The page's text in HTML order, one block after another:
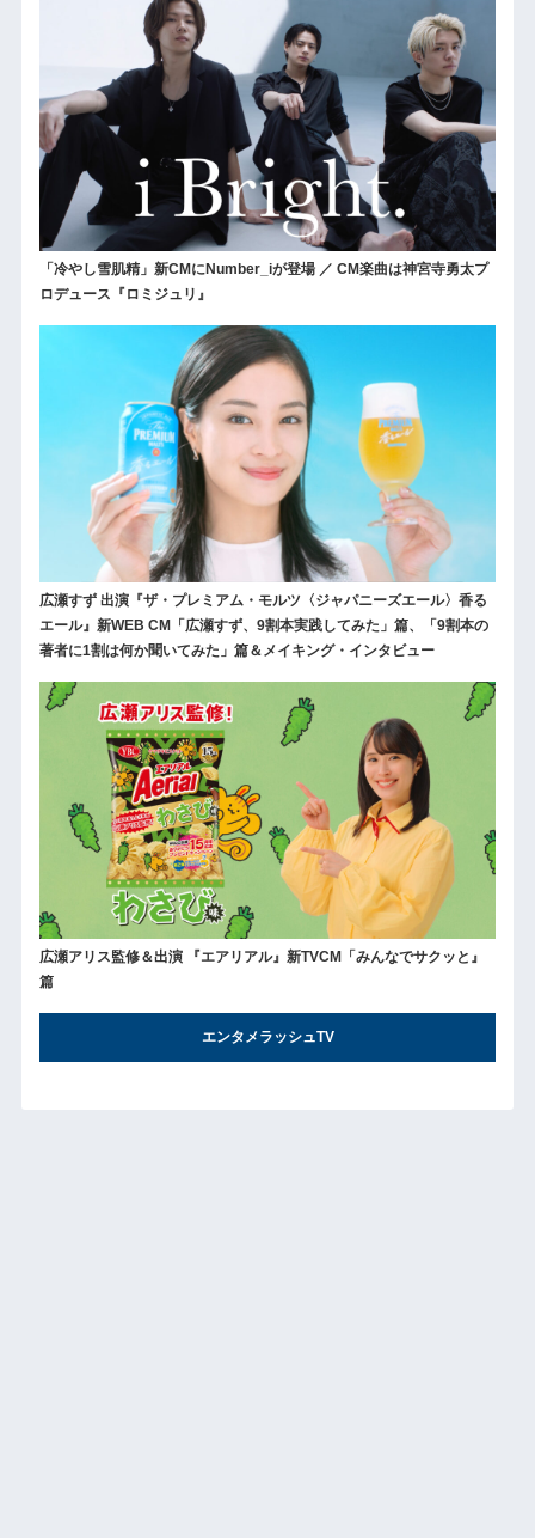
「冷やし雪肌精」新CMにNumber_iが登場 ／ CM楽曲は神宮寺勇太プ
ロデュース『ロミジュリ』
広瀬すず 出演『ザ・プレミアム・モルツ〈ジャパニーズエール〉香る
エール』新WEB CM「広瀬すず、9割本実践してみた」篇、「9割本の
著者に1割は何か聞いてみた」篇＆メイキング・インタビュー
広瀬アリス監修＆出演 『エアリアル』新TVCM「みんなでサクッと』
篇
エンタメラッシュTV